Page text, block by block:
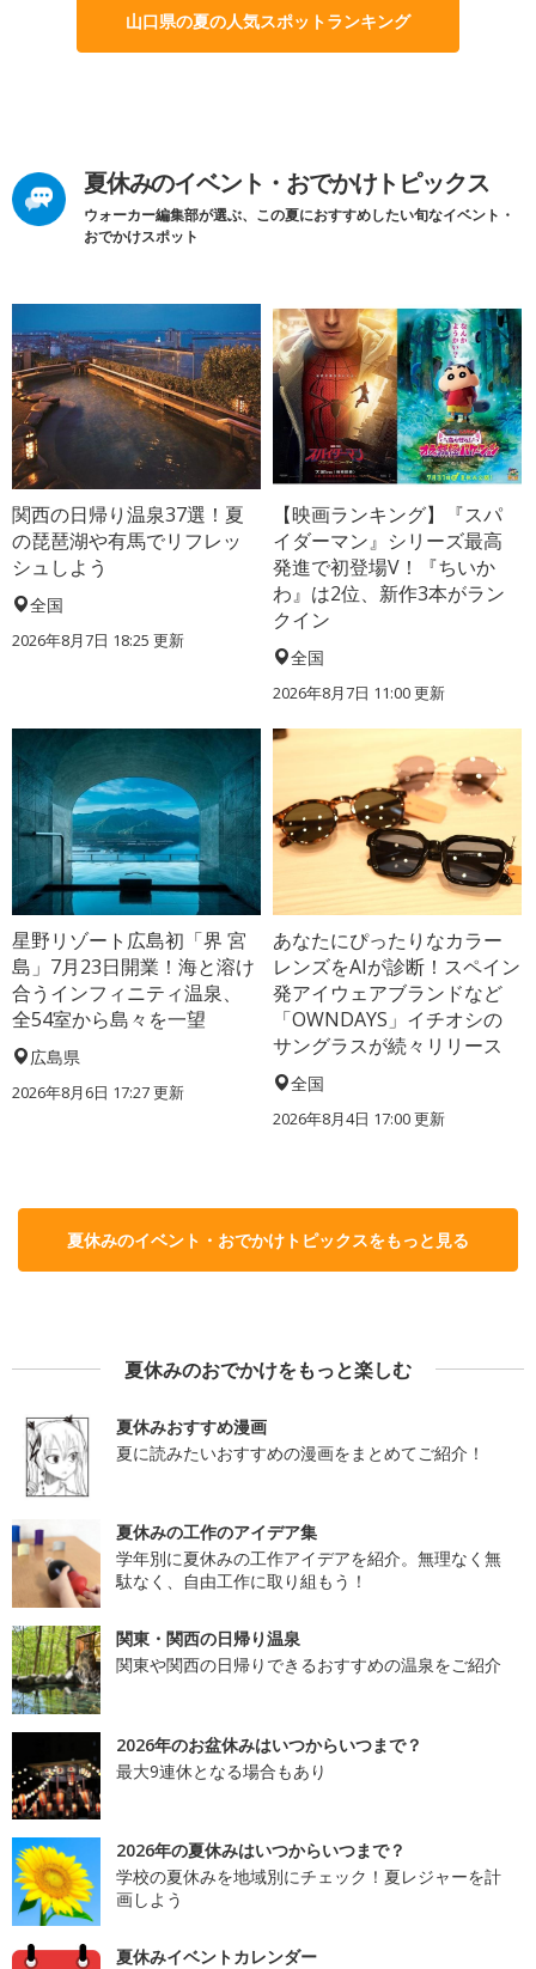
山口県の夏の人気スポットランキング
夏休みのイベント・おでかけトピックス
ウォーカー編集部が選ぶ、この夏におすすめしたい旬なイベント・
おでかけスポット
関西の日帰り温泉37選！夏
の琵琶湖や有馬でリフレッ
シュしよう
全国
2026年8月7日 18:25 更新
【映画ランキング】『スパ
イダーマン』シリーズ最高
発進で初登場V！『ちいか
わ』は2位、新作3本がラン
クイン
全国
2026年8月7日 11:00更新
星野リゾート広島初「界 宮
島」7月23日開業！海と溶け
合うインフィニティ温泉、
全54室から島々を一望
広島県
2026年8月6日 17:27更新
あなたにぴったりなカラー
レンズをAIが診断！スペイン
発アイウェアブランドなど
「OWNDAYS」イチオシの
サングラスが続々リリース
全国
2026年8月4日 17:00更新
夏休みのイベント・おでかけトピックスをもっと見る
夏休みのおでかけをもっと楽しむ
夏休みおすすめ漫画
夏に読みたいおすすめの漫画をまとめてご紹介！
夏休みの工作のアイデア集
学年別に夏休みの工作アイデアを紹介。無理なく無
駄なく、自由工作に取り組もう！
関東・関西の日帰り温泉
関東や関西の日帰りできるおすすめの温泉をご紹介
2026年のお盆休みはいつからいつまで？
最大9連休となる場合もあり
2026年の夏休みはいつからいつまで？
学校の夏休みを地域別にチェック！夏レジャーを計
画しよう
夏休みイベントカレンダー